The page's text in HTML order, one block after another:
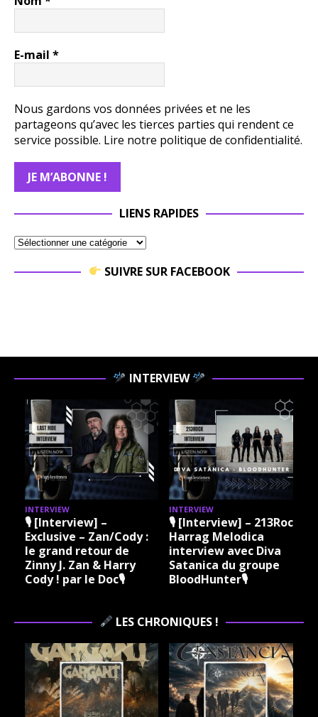
E-mail *
Nous gardons vos données privées et ne les
partageons qu’avec les tierces parties qui rendent ce
service possible. Lire notre politique de confidentialité.
LIENS RAPIDES
SUIVRE SUR FACEBOOK
INTERVIEW
INTERVIEW
🎙 [Interview] –
Exclusive – Zan/Cody :
le grand retour de
Zinny J. Zan & Harry
Cody ! par le Doc🎙
INTERVIEW
🎙 [Interview] – 213Rock
Harrag Melodica
interview avec Diva
Satanica du groupe
BloodHunter🎙
LES CHRONIQUES !